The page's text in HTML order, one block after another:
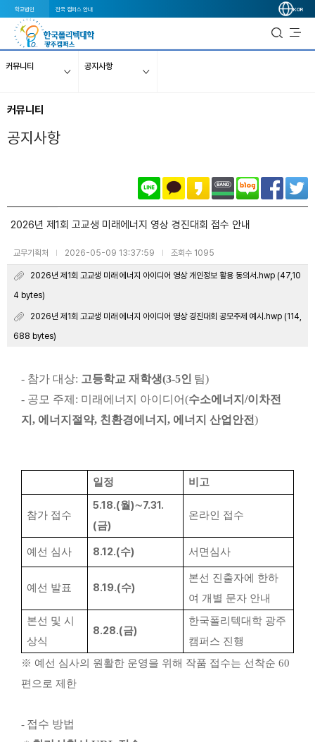
학교법인 전국 캠퍼스 안내 KOR
커뮤니티 공지사항
커뮤니티
공지사항
2026년 제1회 고교생 미래에너지 영상 경진대회 접수 안내
교무기획처 | 2026-05-09 13:37:59 | 조회수 1095
2026년 제1회 고교생 미래 에너지 아이디어 영상 개인정보 활용 동의서.hwp (47,10
4 bytes)
2026년 제1회 고교생 미래 에너지 아이디어 영상 경진대회 공모주제 예시.hwp (114,
688 bytes)
- 참가 대상: 고등학교 재학생(3-5인 팀)
- 공모 주제 : 미래에너지 아이디어(수소에너지 /이차전
지 , 에너지절약, 친환경에너지 , 에너지 산업안전)
일정 비고
참가 접수
5.18.(월)∼7.31.
(금)
온라인 접수
예선 심사 8.12.(수) 서면심사
예선 발표 8.19.(수)
본선 진출자에 한하
여 개별 문자 안내
본선 및 시
상식
8.28.(금)
한국폴리텍대학 광주
캠퍼스 진행
※ 예선 심사의 원활한 운영을 위해 작품 접수는 선착순 60
편으로 제한
- 접수 방법